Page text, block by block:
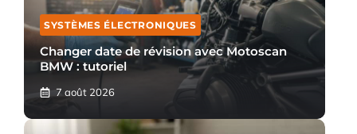
SYSTÈMES ÉLECTRONIQUES
Changer date de révision avec Motoscan
BMW : tutoriel
7 août 2026